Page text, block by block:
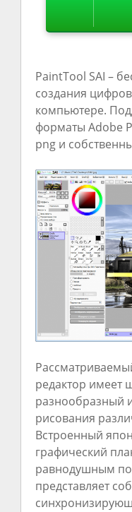
PaintTool SAI –
создания
компьютере.
форматы Adobe
png и
редактор имеет
разнообразный
рисования
Встроенный
графический
равнодушным
представляет